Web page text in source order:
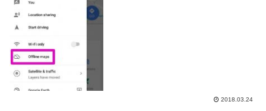
2018.03.24